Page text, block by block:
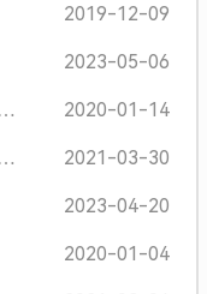
2019-12-09
2023-05-06
2020-01-14
2021-03-30
2023-04-20
2020-01-04